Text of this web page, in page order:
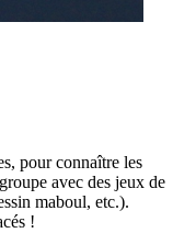
pour connaître les
avec des jeux de
maboul, etc.).
!